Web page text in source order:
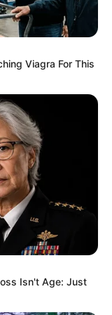
–
Viagra For This
Isn't Age: Just